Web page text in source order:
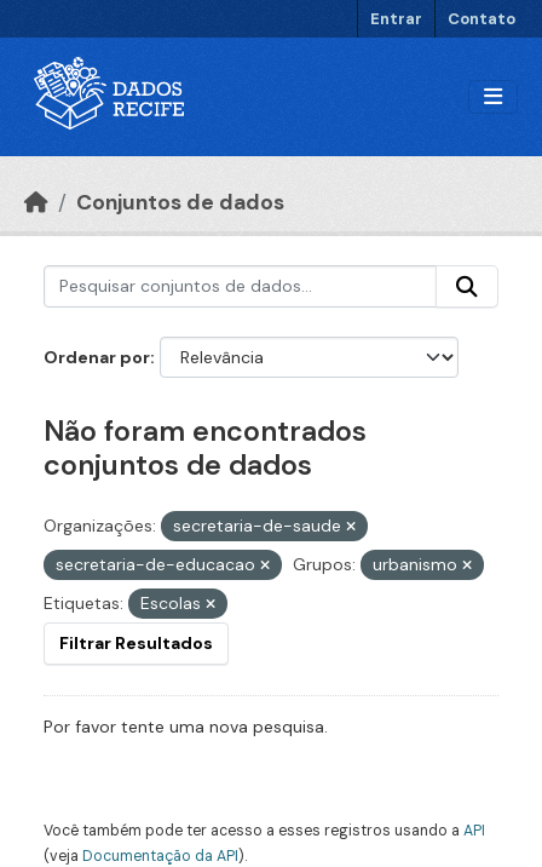
Entrar Contato
Conjuntos de dados
Ordenar por
Não foram encontrados
conjuntos de dados
Organizações:
secretaria-de-saude
secretaria-de-educacao
Grupos:
urbanismo
Etiquetas:
Escolas
Filtrar Resultados
Por favor tente uma nova pesquisa.
Você também pode ter acesso a esses registros usando a API
(veja Documentação da API).